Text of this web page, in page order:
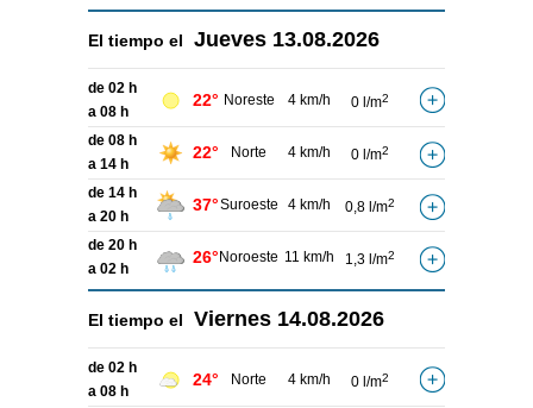
El tiempo el Jueves 13.08.2026
de 02 h
a 08 h
22° Noreste 4 km/h 0 l/m2
de 08 h
a 14 h
22° Norte 4 km/h 0 l/m2
de 14 h
a 20 h
37°Suroeste 4 km/h 0,8 l/m2
de 20 h
a 02 h
26° Noroeste 11 km/h 1,3 l/m2
El tiempo el Viernes 14.08.2026
de 02 h
a 08 h
24° Norte 4 km/h 0 l/m2